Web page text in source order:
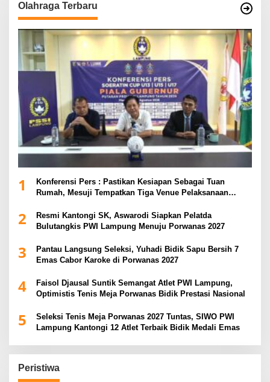
Olahraga Terbaru
1
Konferensi Pers : Pastikan Kesiapan Sebagai Tuan
Rumah, Mesuji Tempatkan Tiga Venue Pelaksanaan
2
Resmi Kantongi SK, Aswarodi Siapkan Pelatda
Bulutangkis PWI Lampung Menuju Porwanas 2027
3
Pantau Langsung Seleksi, Yuhadi Bidik Sapu Bersih 7
Emas Cabor Karoke di Porwanas 2027
4
Faisol Djausal Suntik Semangat Atlet PWI Lampung,
Optimistis Tenis Meja Porwanas Bidik Prestasi Nasional
5
Seleksi Tenis Meja Porwanas 2027 Tuntas, SIWO PWI
Lampung Kantongi 12 Atlet Terbaik Bidik Medali Emas
Peristiwa